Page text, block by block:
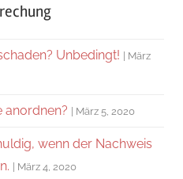
Unbedingt!
März
anordnen? März 5, 2020
wenn der Nachweis
März 4, 2020